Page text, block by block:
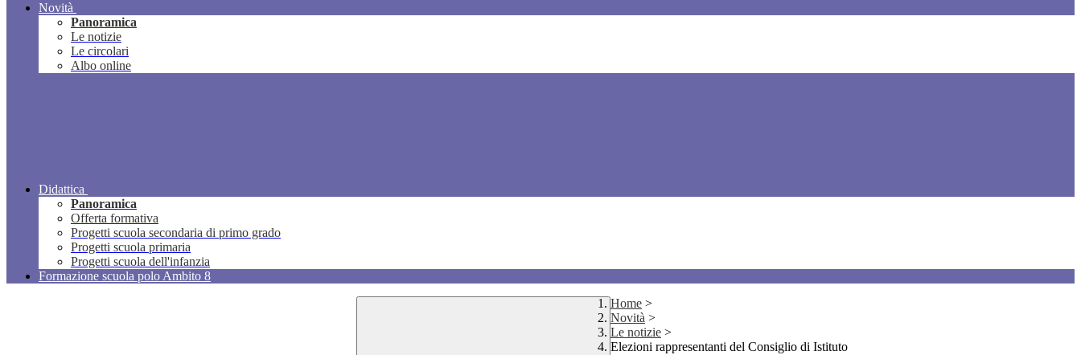
Novità
Panoramica
Le notizie
Le circolari
Albo online
Didattica
Panoramica
Offerta formativa
Progetti scuola secondaria di primo grado
Progetti scuola primaria
Progetti scuola dell'infanzia
Formazione scuola polo Ambito 8
Home >
Novità >
Le notizie >
Elezioni rappresentanti del Consiglio di Istituto